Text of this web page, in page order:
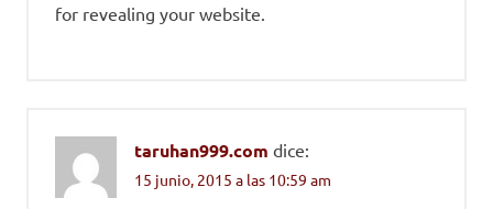
for revealing your website.
taruhan999.com dice:
15 junio, 2015 a las 10:59 am